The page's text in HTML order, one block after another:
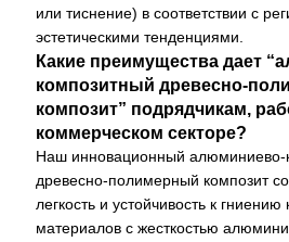
или тиснение) в соответствии с
эстетическими тенденциями.
Какие преимущества дает
композитный древесно-
композит” подрядчикам,
коммерческом секторе?
Наш инновационный алюминиево-
древесно-полимерный композит
легкость и устойчивость к
материалов с жесткостью